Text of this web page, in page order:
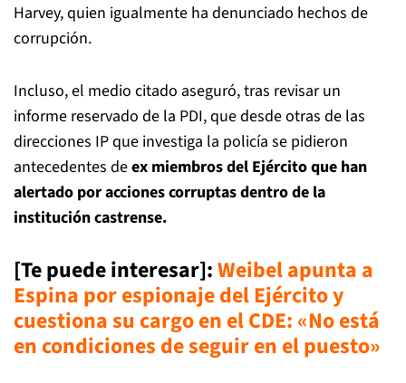
Harvey, quien igualmente ha denunciado hechos de
corrupción.
Incluso, el medio citado aseguró, tras revisar un
informe reservado de la PDI, que desde otras de las
direcciones IP que investiga la policía se pidieron
antecedentes deex miembros del Ejército que han
alertado por acciones corruptas dentro de la
institución castrense.
[Te puede interesar]:Weibel apunta a
Espina por espionaje del Ejército y
cuestiona su cargo en el CDE: «No está
en condiciones de seguir en el puesto»